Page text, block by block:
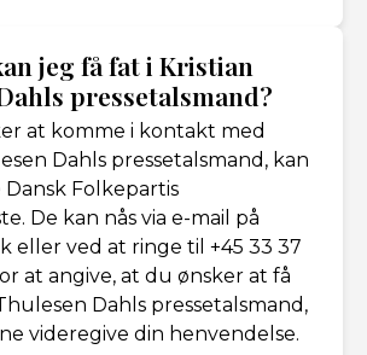
jeg få fat i Kristian
pressetalsmand?
at komme i kontakt med
Dahls pressetalsmand, kan
Folkepartis
De kan nås via e-mail på
eller ved at ringe til +45 33 37
at angive, at du ønsker at få
Dahls pressetalsmand,
videregive din henvendelse.